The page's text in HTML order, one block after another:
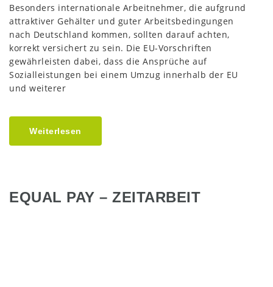
Besonders internationale Arbeitnehmer, die aufgrund
attraktiver Gehälter und guter Arbeitsbedingungen
nach Deutschland kommen, sollten darauf achten,
korrekt versichert zu sein. Die EU-Vorschriften
gewährleisten dabei, dass die Ansprüche auf
Sozialleistungen bei einem Umzug innerhalb der EU
und weiterer
Weiterlesen
EQUAL PAY – ZEITARBEIT